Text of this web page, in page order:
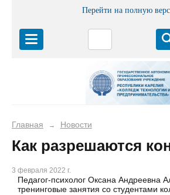
Перейти на полную
Главная → Новости
Как разрешаются
3 февраля 2022 г.
Педагог-психолог Оксана Андреевна
тренинговые занятия со студентами